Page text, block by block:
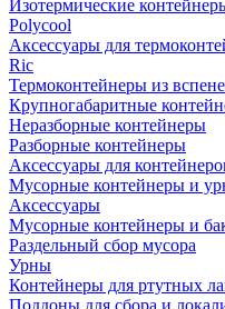
Изотермические
Polycool
Аксессуары для
Ric
Термоконтейнеры из
Крупногабаритные
Неразборные контейнеры
Разборные контейнеры
Аксессуары для
Мусорные контейнеры и
Аксессуары
Мусорные контейнеры и
Раздельный сбор мусора
Урны
Контейнеры для ртутных
Поддоны для сбора и